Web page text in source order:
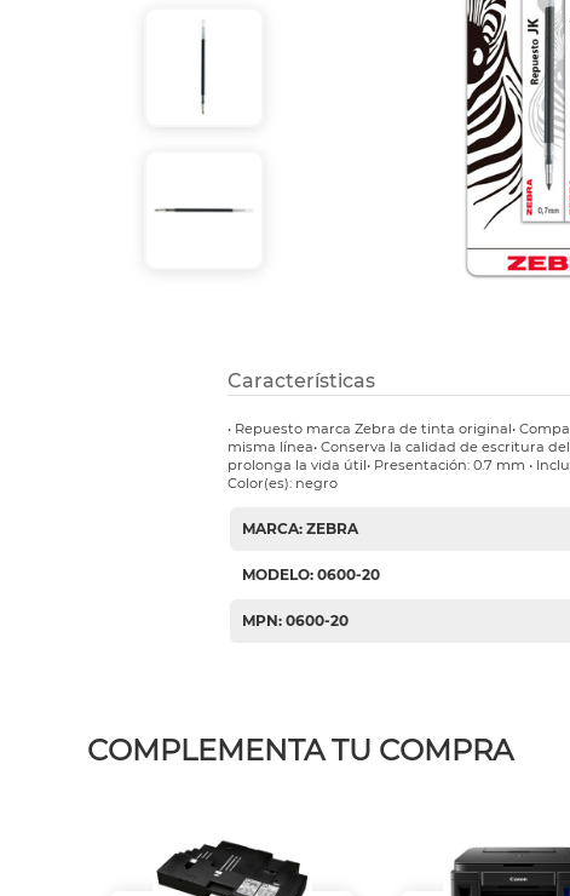
Refuerzos para
Características
• Repuesto marca Zebra de tinta original•
misma línea• Conserva la calidad de escritura
prolonga la vida útil• Presentación: 0.7 mm •
Color(es): negro
MARCA: ZEBRA
MODELO: 0600-20
MPN: 0600-20
COMPLEMENTA TU COMPRA